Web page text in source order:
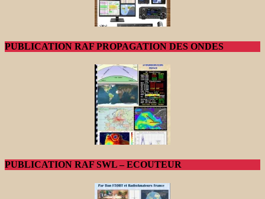
PUBLICATION RAF PROPAGATION DES ONDES
PUBLICATION RAF SWL – ECOUTEUR